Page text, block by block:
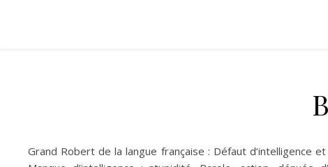
Grand Robert de la langue française : Défaut d’intelligence